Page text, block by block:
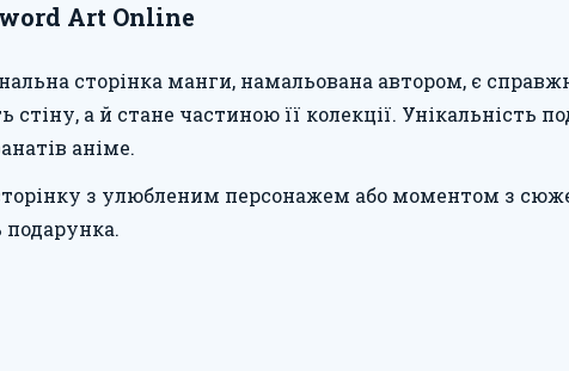
Art Online
сторінка манги, намальована автором, є
стіну, а й стане частиною її колекції. Унікальність
аніме.
з улюбленим персонажем або моментом з
подарунка.